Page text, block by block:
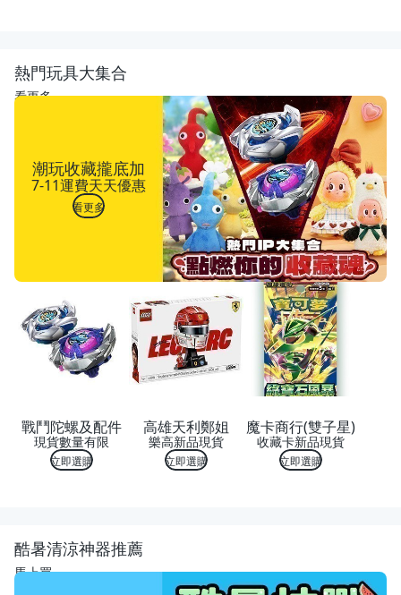
熱門玩具大集合
看更多
潮玩收藏攏底加
7-11運費天天優惠
看更多
戰鬥陀螺及配件
現貨數量有限
立即選購
高雄天利鄭姐
樂高新品現貨
立即選購
魔卡商行(雙子星)
收藏卡新品現貨
立即選購
酷暑清涼神器推薦
馬上買